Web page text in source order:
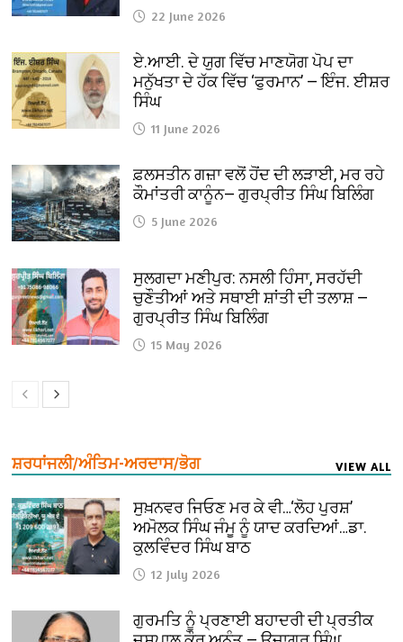
22 June 2026
ਏ.ਆਈ. ਦੇ ਯੁਗ ਵਿੱਚ ਮਾਣਯੋਗ ਪੋਪ ਦਾ
ਮਨੁੱਖਤਾ ਦੇ ਹੱਕ ਵਿੱਚ ‘ਫੁਰਮਾਨ’ — ਇੰਜ. ਈਸ਼ਰ
ਸਿੰਘ
11 June 2026
ਫ਼ਲਸਤੀਨ ਗਜ਼ਾ ਵਲੋਂ ਹੋਂਦ ਦੀ ਲੜਾਈ, ਮਰ ਰਹੇ
ਕੌਮਾਂਤਰੀ ਕਾਨੂੰਨ— ਗੁਰਪ੍ਰੀਤ ਸਿੰਘ ਬਿਲਿੰਗ
5 June 2026
ਸੁਲਗਦਾ ਮਣੀਪੁਰ: ਨਸਲੀ ਹਿੰਸਾ, ਸਰਹੱਦੀ
ਚੁਣੌਤੀਆਂ ਅਤੇ ਸਥਾਈ ਸ਼ਾਂਤੀ ਦੀ ਤਲਾਸ਼ —
ਗੁਰਪ੍ਰੀਤ ਸਿੰਘ ਬਿਲਿੰਗ
15 May 2026
ਸ਼ਰਧਾਂਜਲੀ/ਅੰਤਿਮ-ਅਰਦਾਸ/ਭੋਗ VIEW ALL
ਸੁਖ਼ਨਵਰ ਜਿਓਣ ਮਰ ਕੇ ਵੀ…‘ਲੋਹ ਪੁਰਸ਼’
ਅਮੋਲਕ ਸਿੰਘ ਜੰਮੂ ਨੂੰ ਯਾਦ ਕਰਦਿਆਂ…ਡਾ.
ਕੁਲਵਿੰਦਰ ਸਿੰਘ ਬਾਠ
12 July 2026
ਗੁਰਮਤਿ ਨੂੰ ਪ੍ਰਣਾਈ ਬਹਾਦਰੀ ਦੀ ਪ੍ਰਤੀਕ